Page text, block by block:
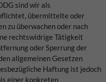
sind wir als
übermittelte oder
zu überwachen oder nach
rechtswidrige Tätigkeit
oder Sperrung der
allgemeinen Gesetzen
Haftung ist jedoch
einer konkreten